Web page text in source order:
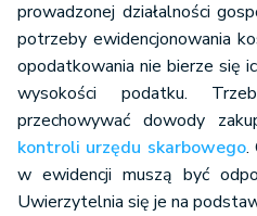
prowadzonej działalności
potrzeby ewidencjonowania
opodatkowania nie bierze się
wysokości podatku.
przechowywać dowody
kontroli urzędu skarbowego.
w ewidencji muszą być
Uwierzytelnia się je na